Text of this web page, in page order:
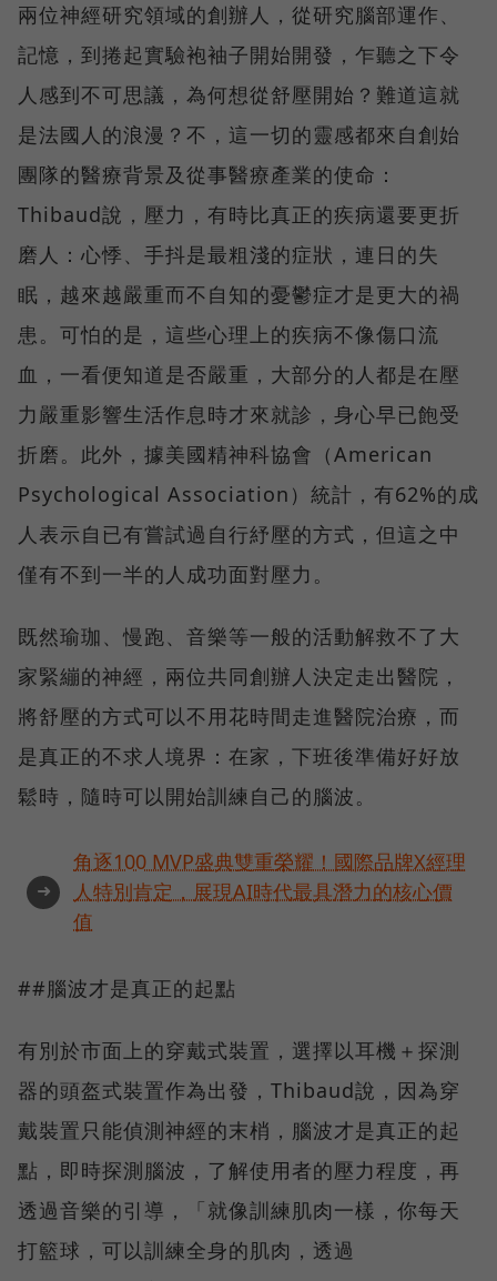
兩位神經研究領域的創辦人，從研究腦部運作、
記憶，到捲起實驗袍袖子開始開發，乍聽之下令
人感到不可思議，為何想從舒壓開始？難道這就
是法國人的浪漫？不，這一切的靈感都來自創始
團隊的醫療背景及從事醫療產業的使命：
Thibaud說，壓力，有時比真正的疾病還要更折
磨人：心悸、手抖是最粗淺的症狀，連日的失
眠，越來越嚴重而不自知的憂鬱症才是更大的禍
患。可怕的是，這些心理上的疾病不像傷口流
血，一看便知道是否嚴重，大部分的人都是在壓
力嚴重影響生活作息時才來就診，身心早已飽受
折磨。此外，據美國精神科協會（American
Psychological Association）統計，有62%的成
人表示自已有嘗試過自行紓壓的方式，但這之中
僅有不到一半的人成功面對壓力。
既然瑜珈、慢跑、音樂等一般的活動解救不了大
家緊繃的神經，兩位共同創辦人決定走出醫院，
將舒壓的方式可以不用花時間走進醫院治療，而
是真正的不求人境界：在家，下班後準備好好放
鬆時，隨時可以開始訓練自己的腦波。
➜
角逐100 MVP盛典雙重榮耀！國際品牌X經理
人特別肯定，展現AI時代最具潛力的核心價
值
##腦波才是真正的起點
有別於市面上的穿戴式裝置，選擇以耳機＋探測
器的頭盔式裝置作為出發，Thibaud說，因為穿
戴裝置只能偵測神經的末梢，腦波才是真正的起
點，即時探測腦波，了解使用者的壓力程度，再
透過音樂的引導，「就像訓練肌肉一樣，你每天
打籃球，可以訓練全身的肌肉，透過